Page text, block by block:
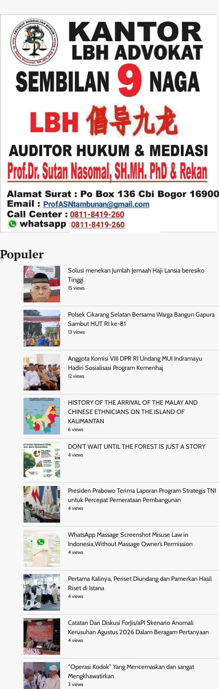
Populer
Solusi menekan Jumlah Jemaah Haji Lansia beresiko
Tinggi
15 views
Polsek Cikarang Selatan Bersama Warga Bangun Gapura
Sambut HUT RI ke-81
13 views
Anggota Komisi VIII DPR RI Undang MUI Indramayu
Hadiri Sosialisasi Program Kemenhaj
12 views
HISTORY OF THE ARRIVAL OF THE MALAY AND
CHINESE ETHNICIANS ON THE ISLAND OF
KALIMANTAN
6 views
DON’T WAIT UNTIL THE FOREST IS JUST A STORY
4 views
Presiden Prabowo Terima Laporan Program Strategis TNI
untuk Percepat Pemerataan Pembangunan
4 views
WhatsApp Massage Screenshot Misuse Law in
Indonesia,Without Massage Owner’s Permission
4 views
Pertama Kalinya, Periset Diundang dan Pamerkan Hasil
Riset di Istana
4 views
Catatan Dari Diskusi ForJis/aPI Skenario Anomali
Kerusuhan Agustus 2026 Dalam Beragam Pertanyaan
4 views
“Operasi Kodok” Yang Mencemaskan dan sangat
Mengkhawatirkan
3 views